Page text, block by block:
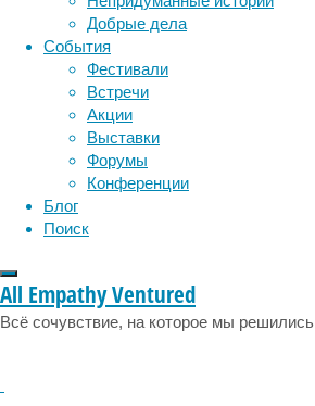
Добрые дела
События
Фестивали
Встречи
Акции
Выставки
Форумы
Конференции
Блог
Поиск
All Empathy Ventured
Всё сочувствие, на которое мы решились
целом,
теплеет
быстрее
среднего:
с
1990
года
средняя
приповерхностная
градуса
Цельсия
наука
нейробиология
нейрофизиология
поведение
сон социальные проблемы
физиология
эмоции эпидемия